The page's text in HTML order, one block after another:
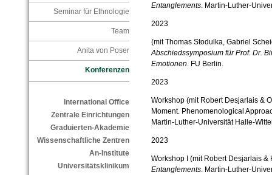
Seminar für Ethnologie
Team
Anita von Poser
Konferenzen
International Office
Zentrale Einrichtungen
Graduierten-Akademie
Wissenschaftliche Zentren
An-Institute
Universitätsklinikum
Entanglements. Martin-Luther-
2023
(mit Thomas Stodulka, Gabriel
Abschiedssymposium für Prof. Dr.
Emotionen. FU Berlin.
2023
Workshop (mit Robert Desjarlais &
Moment. Phenomenological
Martin-Luther-Universität Halle-
2023
Workshop I (mit Robert Desjarlais
Entanglements. Martin-Luther-